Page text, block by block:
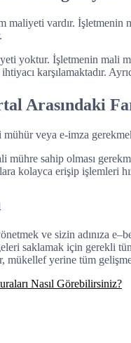
maliyeti vardır.
yoktur. İşletmenin
karşılamaktadır.
Arasındaki
veya e-imza
sahip olması
kolayca erişip işlemleri
önetmek ve sizin adınıza e–
eri saklamak için gerekli tü
mükellef yerine tüm
Nasıl Görebilirsiniz?